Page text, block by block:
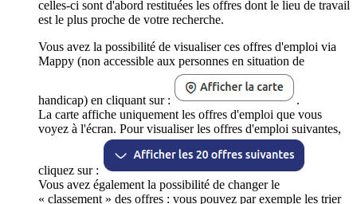
celles-ci sont d'abord restituées les offres dont le lieu de travail
est le plus proche de votre recherche.
Vous avez la possibilité de visualiser ces offres d'emploi via
Mappy (non accessible aux personnes en situation de
handicap) en cliquant sur :
.
La carte affiche uniquement les offres d'emploi que vous
voyez à l'écran. Pour visualiser les offres d'emploi suivantes,
cliquez sur :
Vous avez également la possibilité de changer le
« classement » des offres : vous pouvez par exemple les trier